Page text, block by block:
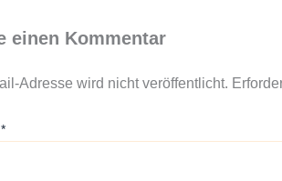
einen Kommentar
Adresse wird nicht veröffentlicht.
*